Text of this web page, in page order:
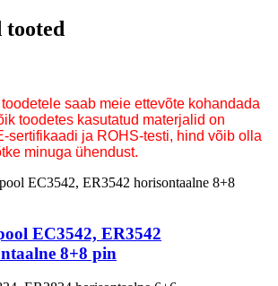
tooted
saab meie ettevõte kohandada
toodetes kasutatud materjalid on
sertifikaadi ja ROHS-testi, hind võib olla
minuga ühendust.
EC3542, ER3542
8+8 pin